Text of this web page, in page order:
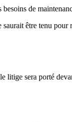
de
être tenu
litige sera porté